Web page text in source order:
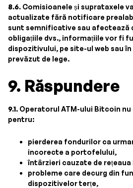
8.6. Comisioanele și suprataxele
actualizate fără notificare
sunt semnificative sau afectează
obligațiile dvs., informațiile vor fi
dispozitivului, pe site-ul web sau
prevăzut de lege.
9. Răspundere
9.1. Operatorul ATM-ului Bitcoin
pentru:
pierderea fondurilor ca
incorecte a portofelului,
întârzieri cauzate de
probleme care decurg din
dispozitivelor terțe,